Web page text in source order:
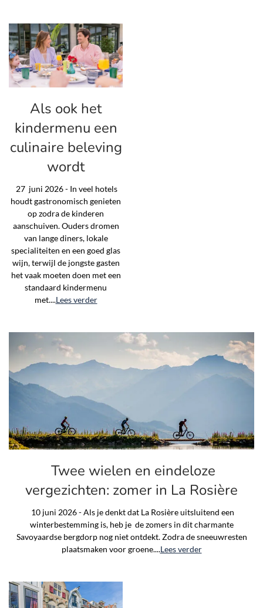
Als ook het
kindermenu een
culinaire beleving
wordt
27 juni 2026 - In veel hotels
houdt gastronomisch genieten
op zodra de kinderen
aanschuiven. Ouders dromen
van lange diners, lokale
specialiteiten en een goed glas
wijn, terwijl de jongste gasten
het vaak moeten doen met een
standaard kindermenu
met....Lees verder
Twee wielen en eindeloze
vergezichten: zomer in La Rosière
10 juni 2026 - Als je denkt dat La Rosière uitsluitend een
winterbestemming is, heb je de zomers in dit charmante
Savoyaardse bergdorp nog niet ontdekt. Zodra de sneeuwresten
plaatsmaken voor groene....Lees verder